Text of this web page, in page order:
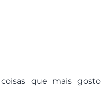
que mais gosto